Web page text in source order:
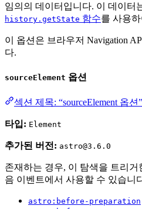
임의의 데이터입니다. 이 데이터
history.getState 함수를 사용
이 옵션은 브라우저 Navigation
다.
sourceElement 옵션
섹션 제목: “sourceElement 옵션”
타입: Element
추가된 버전: astro@3.6.0
존재하는 경우, 이 탐색을 트리
음 이벤트에서 사용할 수 있습니
astro:before-preparation